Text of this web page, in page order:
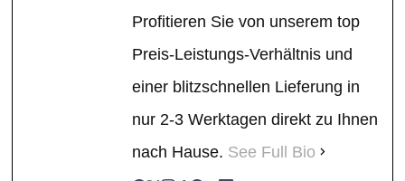
Profitieren Sie von unserem top
Preis-Leistungs-Verhältnis und
einer blitzschnellen Lieferung in
nur 2-3 Werktagen direkt zu Ihnen
nach Hause. See Full Bio